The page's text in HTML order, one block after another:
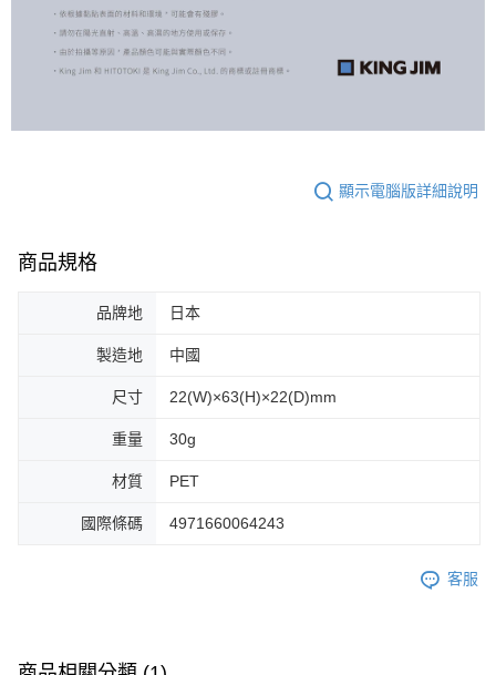
顯示電腦版詳細說明
商品規格
品牌地 日本
製造地 中國
尺寸 22(W)×63(H)×22(D)mm
重量 30g
材質 PET
國際條碼 4971660064243
客服